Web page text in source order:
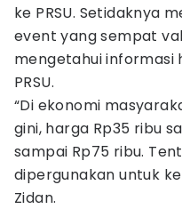
ke PRSU. Setidaknya
event yang sempat
mengetahui informasi
PRSU.
“Di ekonomi
gini, harga Rp35 ribu
sampai Rp75 ribu.
dipergunakan untuk
Zidan.